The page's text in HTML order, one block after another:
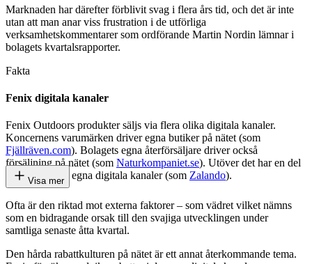
Marknaden har därefter förblivit svag i flera års tid, och det är inte
utan att man anar viss frustration i de utförliga
verksamhetskommentarer som ordförande Martin Nordin lämnar i
bolagets kvartalsrapporter.
Fakta
Fenix digitala kanaler
Fenix Outdoors produkter säljs via flera olika digitala kanaler.
Koncernens varumärken driver egna butiker på nätet (som
Fjällräven.com). Bolagets egna återförsäljare driver också
försäljning på nätet (som Naturkompaniet.se). Utöver det har en del
grossistkunder egna digitala kanaler (som Zalando).
Visa mer
Ofta är den riktad mot externa faktorer – som vädret vilket nämns
som en bidragande orsak till den svajiga utvecklingen under
samtliga senaste åtta kvartal.
Den hårda rabattkulturen på nätet är ett annat återkommande tema.